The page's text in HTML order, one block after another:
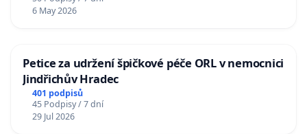
6 May 2026
Petice za udržení špičkové péče ORL v nemocnici
Jindřichův Hradec
401 podpisů
45 Podpisy / 7 dní
29 Jul 2026